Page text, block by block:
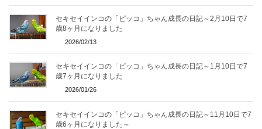
セキセイインコの「ピッコ」ちゃん成長の日記～2月10日で7
歳8ヶ月になりました
2026/02/13
セキセイインコの「ピッコ」ちゃん成長の日記～1月10日で7
歳7ヶ月になりました
2026/01/26
セキセイインコの「ピッコ」ちゃん成長の日記～11月10日で7
歳6ヶ月になりました～